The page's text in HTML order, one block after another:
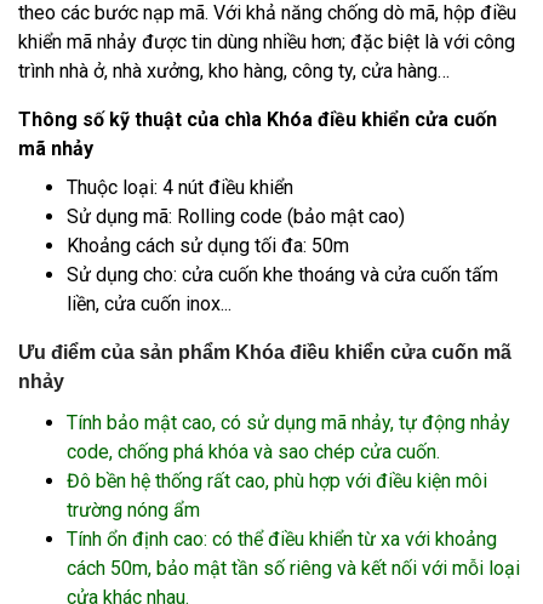
theo các bước nạp mã. Với khả năng chống dò mã, hộp điều
khiển mã nhảy được tin dùng nhiều hơn; đặc biệt là với công
trình nhà ở, nhà xưởng, kho hàng, công ty, cửa hàng…
Thông số kỹ thuật của chìa Khóa điều khiển cửa cuốn
mã nhảy
Thuộc loại: 4 nút điều khiển
Sử dụng mã: Rolling code (bảo mật cao)
Khoảng cách sử dụng tối đa: 50m
Sử dụng cho: cửa cuốn khe thoáng và cửa cuốn tấm
liền, cửa cuốn inox...
Ưu điểm của sản phẩm Khóa điều khiển cửa cuốn mã
nhảy
Tính bảo mật cao, có sử dụng mã nhảy, tự động nhảy
code, chống phá khóa và sao chép cửa cuốn.
Đô bền hệ thống rất cao, phù hợp với điều kiện môi
trường nóng ẩm
Tính ổn định cao: có thể điều khiển từ xa với khoảng
cách 50m, bảo mật tần số riêng và kết nối với mỗi loại
cửa khác nhau.